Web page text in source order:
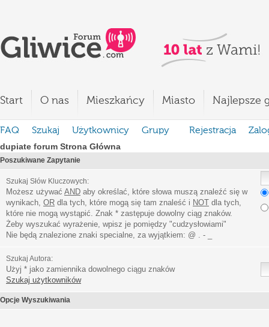
Start O nas Mieszkańcy Miasto Najlepsze
FAQ Szukaj Użytkownicy Grupy Rejestracja
dupiate forum Strona Główna
Poszukiwane Zapytanie
Szukaj Słów Kluczowych:
Możesz używać AND aby określać, które słowa muszą znaleźć się w
wynikach, OR dla tych, które mogą się tam znaleść i NOT dla tych,
które nie mogą wystąpić. Znak * zastępuje dowolny ciąg znaków.
Żeby wyszukać wyrażenie, wpisz je pomiędzy "cudzysłowiami"
Nie będą znalezione znaki specialne, za wyjątkiem: @ . - _
Szukaj Autora:
Użyj * jako zamiennika dowolnego ciągu znaków
Szukaj użytkowników
Opcje Wyszukiwania